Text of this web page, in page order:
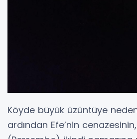
Köyde büyük üzüntüye
ardından Efe’nin